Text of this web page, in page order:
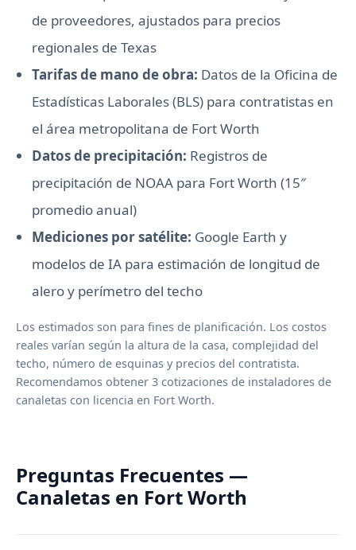
de proveedores, ajustados para precios
regionales de Texas
Tarifas de mano de obra: Datos de la Oficina de
Estadísticas Laborales (BLS) para contratistas en
el área metropolitana de Fort Worth
Datos de precipitación: Registros de
precipitación de NOAA para Fort Worth (15″
promedio anual)
Mediciones por satélite: Google Earth y
modelos de IA para estimación de longitud de
alero y perímetro del techo
Los estimados son para fines de planificación. Los costos
reales varían según la altura de la casa, complejidad del
techo, número de esquinas y precios del contratista.
Recomendamos obtener 3 cotizaciones de instaladores de
canaletas con licencia en Fort Worth.
Preguntas Frecuentes —
Canaletas en Fort Worth